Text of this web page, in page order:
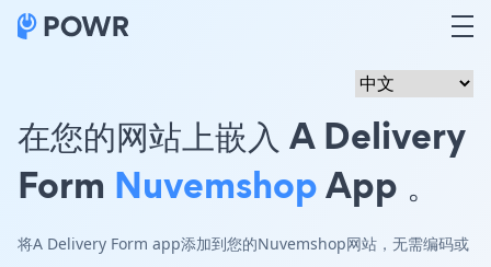
在您的网站上嵌入 A Delivery
Form NuvemshopApp 。
将A Delivery Form app添加到您的Nuvemshop网站，无需编码或